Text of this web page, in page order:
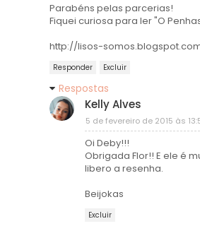
Parabéns pelas parcerias!
Fiquei curiosa para ler "O
http://lisos-
Responder Excluir
Respostas
Kelly Alves
5 de fevereiro de 2015 às
Oi Deby!!!
Obrigada Flor!! E ele é
libero a resenha.
Beijokas
Excluir